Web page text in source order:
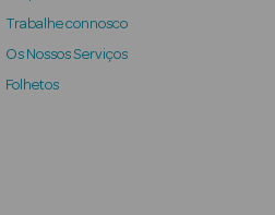
Trabalhe connosco
Os Nossos Serviços
Folhetos